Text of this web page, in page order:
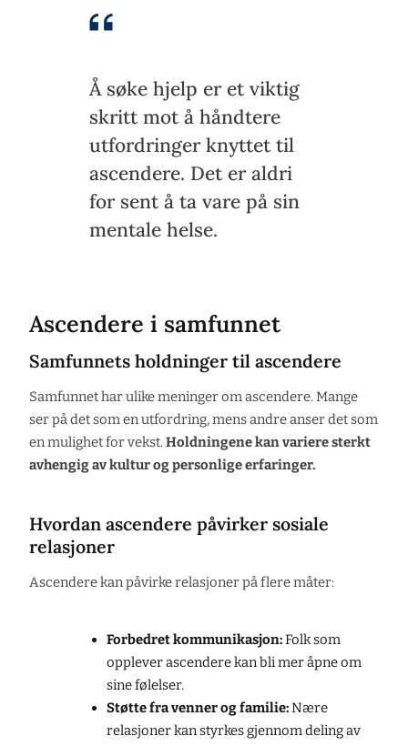
Å søke hjelp er et viktig
skritt mot å håndtere
utfordringer knyttet til
ascendere. Det er aldri
for sent å ta vare på sin
mentale helse.
Ascendere i samfunnet
Samfunnets holdninger til ascendere
Samfunnet har ulike meninger om ascendere. Mange
ser på det som en utfordring, mens andre anser det som
en mulighet for vekst.Holdningene kan variere sterkt
avhengig av kultur og personlige erfaringer.
Hvordan ascendere påvirker sosiale
relasjoner
Ascendere kan påvirke relasjoner på flere måter:
Forbedret kommunikasjon:Folk som
opplever ascendere kan bli mer åpne om
sine følelser.
Støtte fra venner og familie:Nære
relasjoner kan styrkes gjennom deling av